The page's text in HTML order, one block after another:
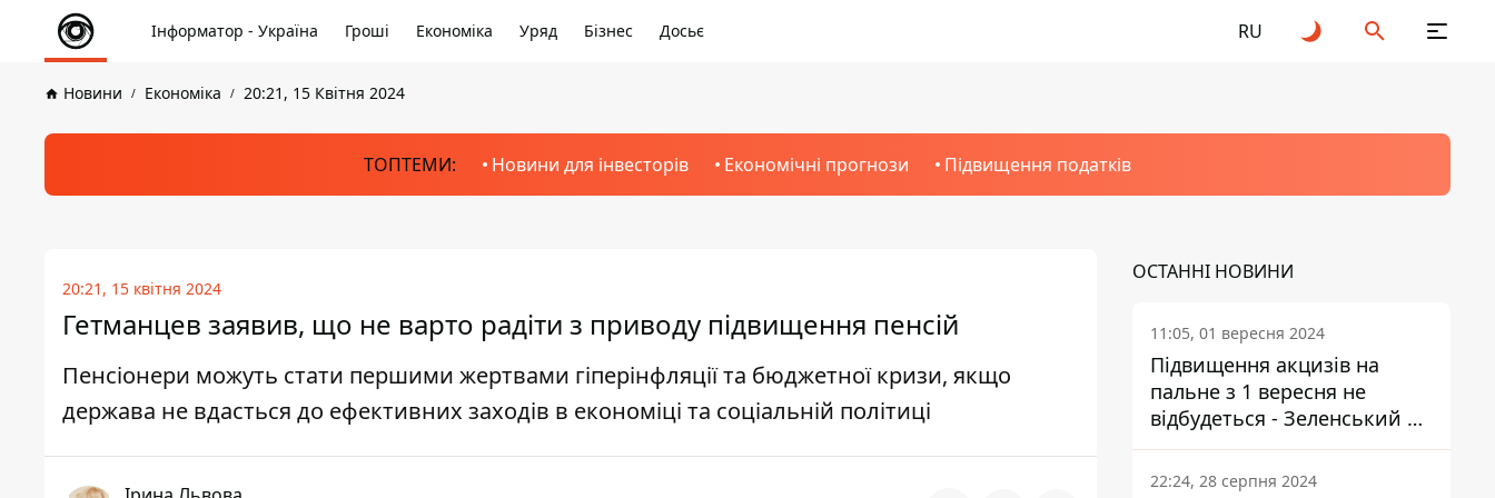
Інформатор - Україна Гроші Економіка Уряд Бізнес Досьє RU
Новини Економіка 20:21, 15 Квітня 2024
ТОПТЕМИ: Новини для інвесторів Економічні прогнози Підвищення податків
20:21, 15 квітня 2024
Гетманцев заявив, що не варто радіти з приводу підвищення пенсій
Пенсіонери можуть стати першими жертвами гіперінфляції та бюджетної кризи, якщо
держава не вдасться до ефективних заходів в економіці та соціальній політиці
ОСТАННІ НОВИНИ
11:05, 01 вересня 2024
Підвищення акцизів на
пальне з 1 вересня не
відбудеться - Зеленський не
підписав закон
22:24, 28 серпня 2024